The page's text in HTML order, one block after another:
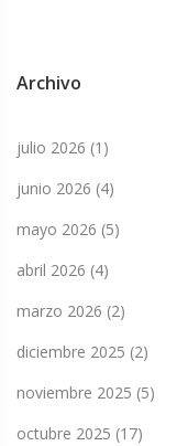
Archivo
julio 2026 (1)
junio 2026 (4)
mayo 2026 (5)
abril 2026 (4)
marzo 2026 (2)
diciembre 2025 (2)
noviembre 2025 (5)
octubre 2025 (17)